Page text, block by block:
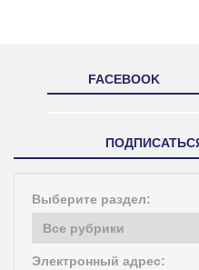
FACEBOOK
Выберите раздел:
Электронный адрес: